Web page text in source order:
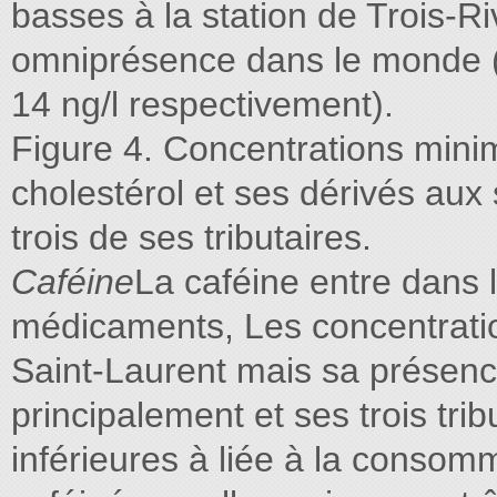
basses à la station de Trois-
omniprésence dans le
14 ng/l respectivement).
Figure 4. Concentrations
cholestérol et ses dérivés
trois de ses tributaires.
CaféineLa caféine entre dans
médicaments, Les
Saint-Laurent mais sa
principalement et ses trois
inférieures à liée à la